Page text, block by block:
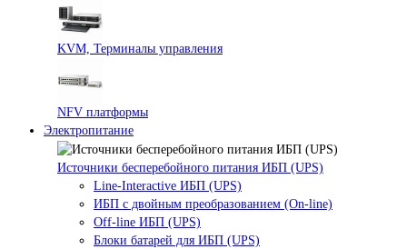
KVM, Терминалы управления
NFV платформы
Электропитание
Источники бесперебойного питания ИБП (UPS)
Line-Interactive ИБП (UPS)
ИБП с двойным преобразованием (On-line)
Off-line ИБП (UPS)
Блоки батарей для ИБП (UPS)